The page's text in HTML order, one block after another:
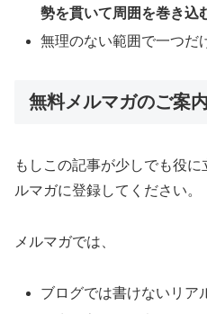
勢を貫いて周囲を巻き込
無理のない範囲で一つだ
無料メルマガのご案内
もしこの記事が少しでも役
ルマガに登録してください。
メルマガでは、
ブログでは書けないリア